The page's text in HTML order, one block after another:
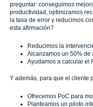
preguntar: conseguimos
productividad, optimizamos
la tasa de error y reducimos
esta afirmación?
Reducimos la
Alcanzamos un 50% de
Ayudamos a calcular el
Y además, para que el cliente
Ofrecemos PoC para
Planteamos un piloto